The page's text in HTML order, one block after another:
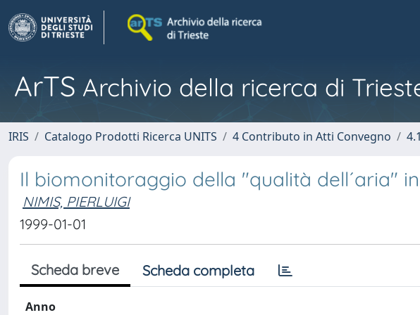
ArTS Archivio della ricerca di
IRIS Catalogo Prodotti Ricerca UNITS 4 Contributo in Atti Convegno
Il biomonitoraggio della "qualità dell´aria"
NIMIS, PIERLUIGI
1999-01-01
Scheda breve Scheda completa
Anno